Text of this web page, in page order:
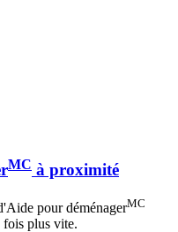
MC à proximité
pour déménagerMC
fois plus vite.